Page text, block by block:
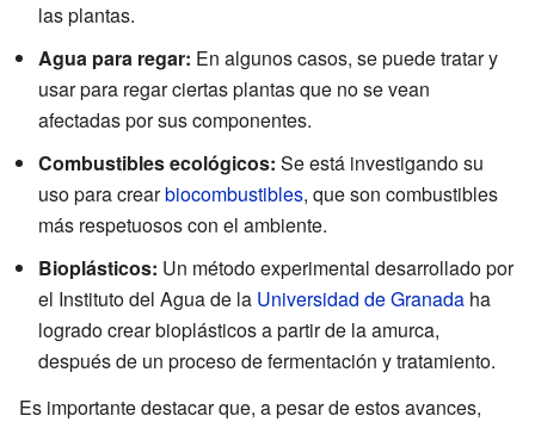
las plantas.
Agua para regar: En algunos casos, se puede tratar y
usar para regar ciertas plantas que no se vean
afectadas por sus componentes.
Combustibles ecológicos: Se está investigando su
uso para crearbiocombustibles, que son combustibles
más respetuosos con el ambiente.
Bioplásticos: Un método experimental desarrollado por
el Instituto del Agua de la Universidad de Granada ha
logrado crear bioplásticos a partir de la amurca,
después de un proceso de fermentación y tratamiento.
Es importante destacar que, a pesar de estos avances,